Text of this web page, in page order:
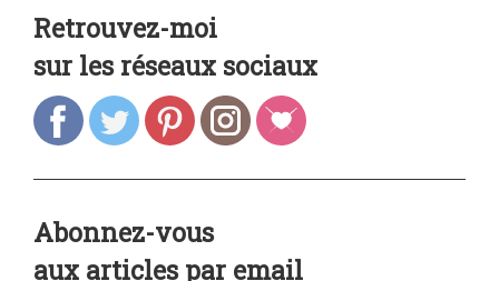
Retrouvez-moi
sur les réseaux sociaux
Abonnez-vous
aux articles par email